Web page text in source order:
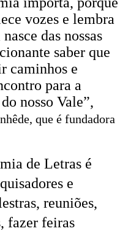
vozes e lembra
das nossas
saber que
caminhos e
para a
nosso Vale”,
que é fundadora
de Letras é
e
reuniões,
fazer feiras